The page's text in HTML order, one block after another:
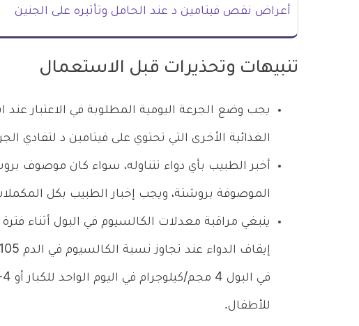
أعراض نقص فيتامين د عند الحامل وتأثيره على الجنين
تنبيهات وتحذيرات قبل الاستعمال
يجب وضع الجرعة اليومية المطلوبة في الاعتبار
الغذائية الأخرى التي تحتوي على فيتامين د لتفادي
أخبر الطبيب بأي دواء تتناوله، سواء كان موصوف
الموصوفة بروشتة، ويجب إخبار الطبيب بكل المكملات
ينبغي مراقبة معدلات الكالسيوم في البول أثناء
للأطفال.